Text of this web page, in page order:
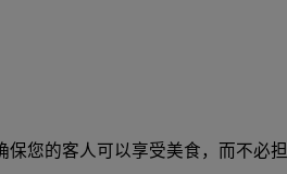
您的客人可以享受美食，而不必